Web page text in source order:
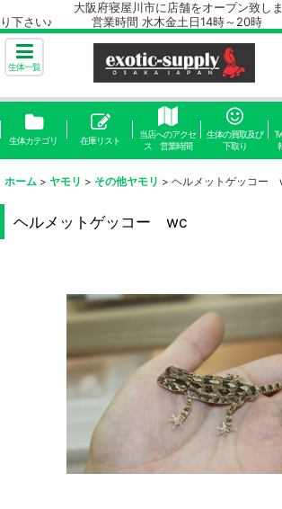
大阪府寝屋川市に店舗をオープン致しまし
り下さい♪ 営業時間 水木金土日14時～20時
生体一覧
生体カテゴリ 在庫リスト
当店へのアクセ
ス 営業時間
生体の買取及び
下取り
ホーム > ヤモリ > その他ヤモリ > ヘルメットゲッコー
ヘルメットゲッコー wc